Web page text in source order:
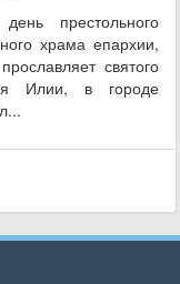
престольного
храма епархии,
святого
Илии, в городе